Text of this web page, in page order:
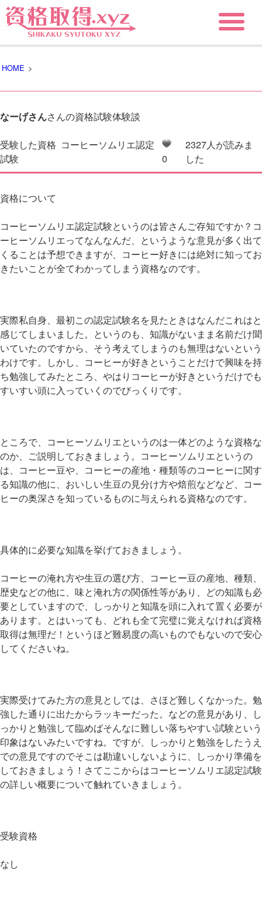
HOME >
なーげさんさんの資格試験体験談
受験した資格 コーヒーソムリエ認定
試験
0
2327人が読みま
した
資格について
コーヒーソムリエ認定試験というのは皆さんご存知ですか？コ
ーヒーソムリエってなんなんだ、というような意見が多く出て
くることは予想できますが、コーヒー好きには絶対に知ってお
きたいことが全てわかってしまう資格なのです。
実際私自身、最初この認定試験名を見たときはなんだこれはと
感じてしまいました。というのも、知識がないまま名前だけ聞
いていたのですから、そう考えてしまうのも無理はないという
わけです。しかし、コーヒーが好きということだけで興味を持
ち勉強してみたところ、やはりコーヒーが好きというだけでも
すいすい頭に入っていくのでびっくりです。
ところで、コーヒーソムリエというのは一体どのような資格な
のか、ご説明しておきましょう。コーヒーソムリエというの
は、コーヒー豆や、コーヒーの産地・種類等のコーヒーに関す
る知識の他に、おいしい生豆の見分け方や焙煎などなど、コー
ヒーの奥深さを知っているものに与えられる資格なのです。
具体的に必要な知識を挙げておきましょう。
コーヒーの淹れ方や生豆の選び方、コーヒー豆の産地、種類、
歴史などの他に、味と淹れ方の関係性等があり、どの知識も必
要としていますので、しっかりと知識を頭に入れて置く必要が
あります。とはいっても、どれも全て完璧に覚えなければ資格
取得は無理だ！というほど難易度の高いものでもないので安心
してくださいね。
実際受けてみた方の意見としては、さほど難しくなかった。勉
強した通りに出たからラッキーだった。などの意見があり、し
っかりと勉強して臨めばそんなに難しい落ちやすい試験という
印象はないみたいですね。ですが、しっかりと勉強をしたうえ
での意見ですのでそこは勘違いしないように、しっかり準備を
しておきましょう！さてここからはコーヒーソムリエ認定試験
の詳しい概要について触れていきましょう。
受験資格
なし